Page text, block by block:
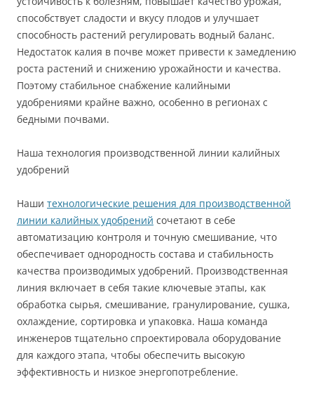
способствует сладости и вкусу плодов и улучшает
способность растений регулировать водный баланс.
Недостаток калия в почве может привести к замедлению
роста растений и снижению урожайности и качества.
Поэтому стабильное снабжение калийными
удобрениями крайне важно, особенно в регионах с
бедными почвами.
Наша технология производственной линии калийных
удобрений
Наши технологические решения для производственной
линии калийных удобрений сочетают в себе
автоматизацию контроля и точную смешивание, что
обеспечивает однородность состава и стабильность
качества производимых удобрений. Производственная
линия включает в себя такие ключевые этапы, как
обработка сырья, смешивание, гранулирование, сушка,
охлаждение, сортировка и упаковка. Наша команда
инженеров тщательно спроектировала оборудование
для каждого этапа, чтобы обеспечить высокую
эффективность и низкое энергопотребление.